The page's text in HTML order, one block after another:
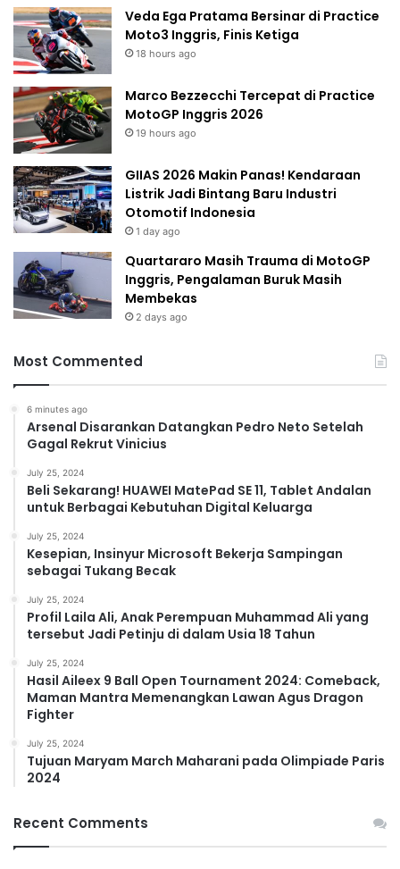
Veda Ega Pratama Bersinar di Practice
Moto3 Inggris, Finis Ketiga
18 hours ago
Marco Bezzecchi Tercepat di Practice
MotoGP Inggris 2026
19 hours ago
GIIAS 2026 Makin Panas! Kendaraan
Listrik Jadi Bintang Baru Industri
Otomotif Indonesia
1 day ago
Quartararo Masih Trauma di MotoGP
Inggris, Pengalaman Buruk Masih
Membekas
2 days ago
Most Commented
6 minutes ago
Arsenal Disarankan Datangkan Pedro Neto Setelah
Gagal Rekrut Vinicius
July 25, 2024
Beli Sekarang! HUAWEI MatePad SE 11, Tablet Andalan
untuk Berbagai Kebutuhan Digital Keluarga
July 25, 2024
Kesepian, Insinyur Microsoft Bekerja Sampingan
sebagai Tukang Becak
July 25, 2024
Profil Laila Ali, Anak Perempuan Muhammad Ali yang
tersebut Jadi Petinju di dalam Usia 18 Tahun
July 25, 2024
Hasil Aileex 9 Ball Open Tournament 2024: Comeback,
Maman Mantra Memenangkan Lawan Agus Dragon
Fighter
July 25, 2024
Tujuan Maryam March Maharani pada Olimpiade Paris
2024
Recent Comments